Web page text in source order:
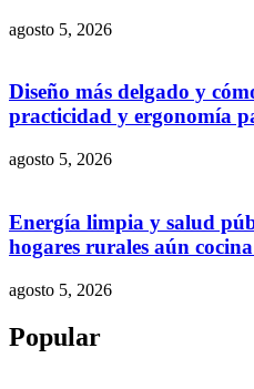
agosto 5, 2026
Diseño más delgado y
practicidad y ergonomía
agosto 5, 2026
Energía limpia y salud
hogares rurales aún
agosto 5, 2026
Popular